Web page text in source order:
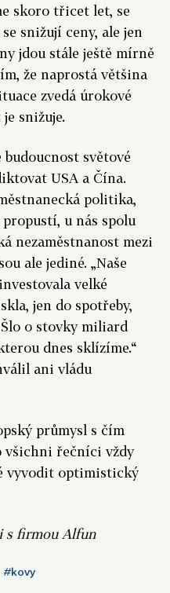
skoro třicet let, se
se snižují ceny, ale jen
jdou stále ještě mírně
že naprostá většina
zvedá úrokové
snižuje.
světové
USA a Čína.
politika,
u nás spolu
nezaměstnanost mezi
ale jediné. „Naše
velké
jen do spotřeby,
o stovky miliard
dnes sklízíme.“
ani vládu
průmysl s čím
všichni řečníci vždy
vyvodit optimistický
s firmou Alfun
#kovy